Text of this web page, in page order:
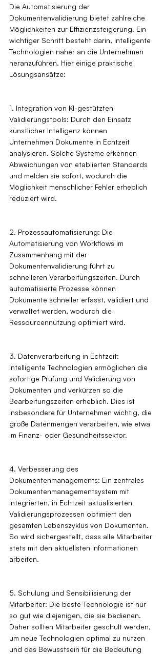
Die Automatisierung der
Dokumentenvalidierung bietet zahlreiche
Möglichkeiten zur Effizienzsteigerung. Ein
wichtiger Schritt besteht darin, intelligente
Technologien näher an die Unternehmen
heranzuführen. Hier einige praktische
Lösungsansätze:
1. Integration von KI-gestützten
Validierungstools: Durch den Einsatz
künstlicher Intelligenz können
Unternehmen Dokumente in Echtzeit
analysieren. Solche Systeme erkennen
Abweichungen von etablierten Standards
und melden sie sofort, wodurch die
Möglichkeit menschlicher Fehler erheblich
reduziert wird.
2. Prozessautomatisierung: Die
Automatisierung von Workflows im
Zusammenhang mit der
Dokumentenvalidierung führt zu
schnelleren Verarbeitungszeiten. Durch
automatisierte Prozesse können
Dokumente schneller erfasst, validiert und
verwaltet werden, wodurch die
Ressourcennutzung optimiert wird.
3. Datenverarbeitung in Echtzeit:
Intelligente Technologien ermöglichen die
sofortige Prüfung und Validierung von
Dokumenten und verkürzen so die
Bearbeitungszeiten erheblich. Dies ist
insbesondere für Unternehmen wichtig, die
große Datenmengen verarbeiten, wie etwa
im Finanz- oder Gesundheitssektor.
4. Verbesserung des
Dokumentenmanagements: Ein zentrales
Dokumentenmanagementsystem mit
integrierten, in Echtzeit aktualisierten
Validierungsprozessen optimiert den
gesamten Lebenszyklus von Dokumenten.
So wird sichergestellt, dass alle Mitarbeiter
stets mit den aktuellsten Informationen
arbeiten.
5. Schulung und Sensibilisierung der
Mitarbeiter: Die beste Technologie ist nur
so gut wie diejenigen, die sie bedienen.
Daher sollten Mitarbeiter geschult werden,
um neue Technologien optimal zu nutzen
und das Bewusstsein für die Bedeutung